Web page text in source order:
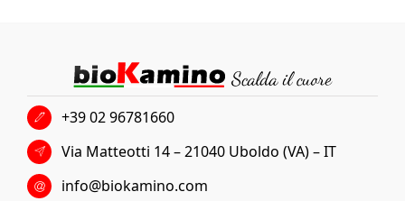
+39 02 96781660
Via Matteotti 14 – 21040 Uboldo (VA) – IT
info@biokamino.com